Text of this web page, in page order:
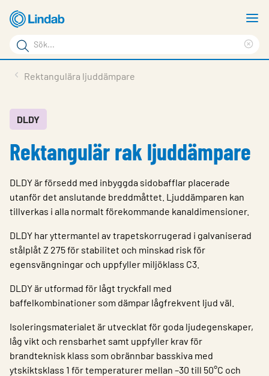
Hoppa
till
huvudinnehållet
Sökord
Sök
på
Service & Support
Hållbarhet
Kontakt
Choose languge
Sweden
Rektangulära ljuddämpare
DLDY
Rektangulär rak ljuddämpare
DLDY är försedd med inbyggda sidobafflar placerade
utanför det anslutande breddmåttet. Ljuddämparen kan
tillverkas i alla normalt förekommande kanaldimensioner.
DLDY har yttermantel av trapetskorrugerad i galvaniserad
stålplåt Z 275 för stabilitet och minskad risk för
egensvängningar och uppfyller miljöklass C3.
DLDY är utformad för lågt tryckfall med
baffelkombinationer som dämpar lågfrekvent ljud väl.
Isoleringsmaterialet är utvecklat för goda ljudegenskaper,
låg vikt och rensbarhet samt uppfyller krav för
brandteknisk klass som obrännbar basskiva med
ytskiktsklass 1 för temperaturer mellan –30 till 50°C och